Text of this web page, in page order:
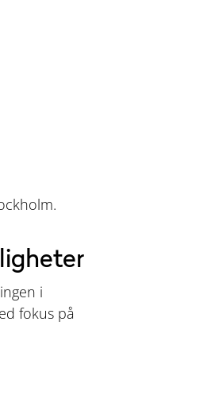
i
fokus på